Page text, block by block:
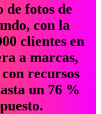
de fotos de
con la
clientes en
a marcas,
recursos
un 76 %